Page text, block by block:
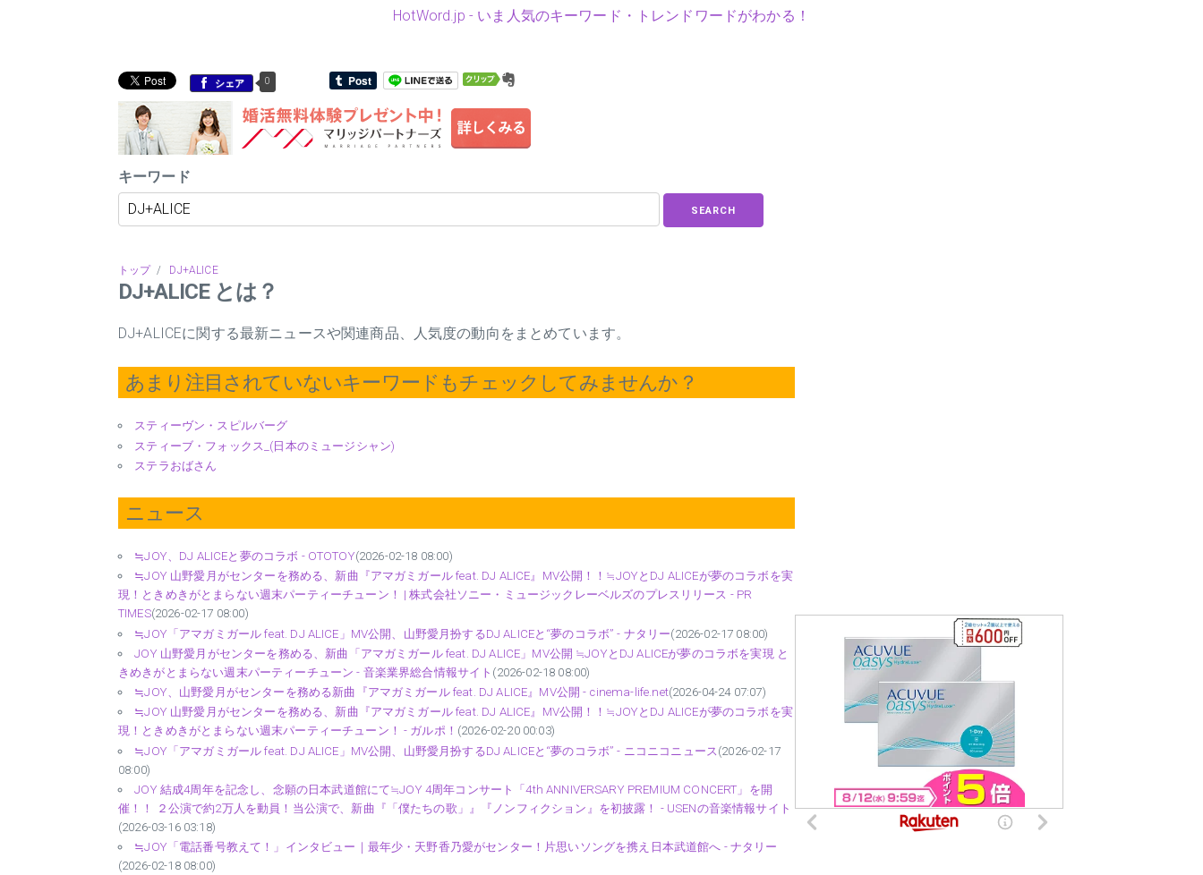
HotWord.jp - いま人気のキーワード・トレンドワードがわかる！
シェア 0
キーワード
SEARCH
トップ/ DJ+ALICE
DJ+ALICE とは？
DJ+ALICEに関する最新ニュースや関連商品、人気度の動向をまとめています。
あまり注目されていないキーワードもチェックしてみませんか？
スティーヴン・スピルバーグ
スティーブ・フォックス_(日本のミュージシャン)
ステラおばさん
ニュース
≒JOY、DJ ALICEと夢のコラボ - OTOTOY(2026-02-18 08:00)
≒JOY 山野愛月がセンターを務める、新曲『アマガミガール feat. DJ ALICE』MV公開！！≒JOYとDJ ALICEが夢のコラボを実
現！ときめきがとまらない週末パーティーチューン！ | 株式会社ソニー・ミュージックレーベルズのプレスリリース - PR
TIMES(2026-02-17 08:00)
≒JOY「アマガミガール feat. DJ ALICE」MV公開、山野愛月扮するDJ ALICEと“夢のコラボ” - ナタリー(2026-02-17 08:00)
JOY 山野愛月がセンターを務める、新曲「アマガミガール feat. DJ ALICE」MV公開 ≒JOYとDJ ALICEが夢のコラボを実現 と
きめきがとまらない週末パーティーチューン - 音楽業界総合情報サイト (2026-02-18 08:00)
≒JOY、山野愛月がセンターを務める新曲『アマガミガール feat. DJ ALICE』MV公開 - cinema-life.net(2026-04-24 07:07)
≒JOY 山野愛月がセンターを務める、新曲『アマガミガール feat. DJ ALICE』MV公開！！≒JOYとDJ ALICEが夢のコラボを実
現！ときめきがとまらない週末パーティーチューン！ - ガルポ！ (2026-02-20 00:03)
≒JOY「アマガミガール feat. DJ ALICE」MV公開、山野愛月扮するDJ ALICEと“夢のコラボ” - ニコニコニュース (2026-02-17
08:00)
JOY 結成4周年を記念し、念願の日本武道館にて≒JOY 4周年コンサート「4th ANNIVERSARY PREMIUM CONCERT」を開
催！！ ２公演で約2万人を動員！当公演で、新曲『「僕たちの歌」』『ノンフィクション』を初披露！ - USENの音楽情報サイト
(2026-03-16 03:18)
≒JOY「電話番号教えて！」インタビュー｜最年少・天野香乃愛がセンター！片思いソングを携え日本武道館へ - ナタリー
(2026-02-18 08:00)